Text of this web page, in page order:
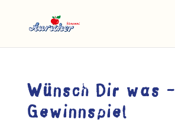
Wünsch Dir was –
Gewinnspiel